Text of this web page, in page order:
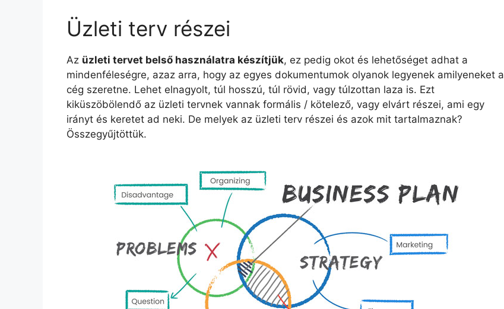
Üzleti terv részei
Az üzleti tervet belső használatra készítjük, ez pedig okot és lehetőséget adhat a
mindenféleségre, azaz arra, hogy az egyes dokumentumok olyanok legyenek amilyeneket a
cég szeretne. Lehet elnagyolt, túl hosszú, túl rövid, vagy túlzottan laza is. Ezt
kiküszöbölendő az üzleti tervnek vannak formális / kötelező, vagy elvárt részei, ami egy
irányt és keretet ad neki. De melyek az üzleti terv részei és azok mit tartalmaznak?
Összegyűjtöttük.